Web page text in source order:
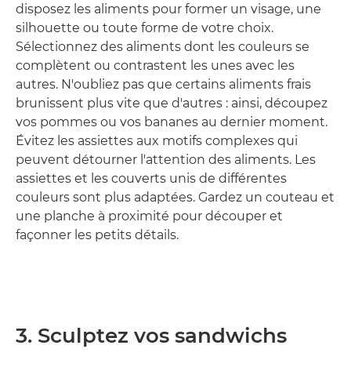
disposez les aliments pour former un visage, une
silhouette ou toute forme de votre choix.
Sélectionnez des aliments dont les couleurs se
complètent ou contrastent les unes avec les
autres. N'oubliez pas que certains aliments frais
brunissent plus vite que d'autres : ainsi, découpez
vos pommes ou vos bananes au dernier moment.
Évitez les assiettes aux motifs complexes qui
peuvent détourner l'attention des aliments. Les
assiettes et les couverts unis de différentes
couleurs sont plus adaptées. Gardez un couteau et
une planche à proximité pour découper et
façonner les petits détails.
3. Sculptez vos sandwichs